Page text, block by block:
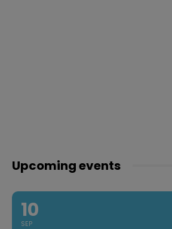
Upcoming events
10
SEP